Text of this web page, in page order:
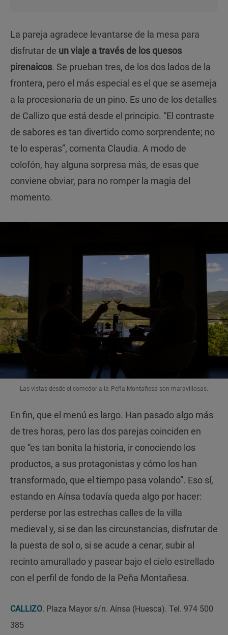
La pareja agradece levantarse de la mesa para
disfrutar de un viaje a través de los quesos
pirenaicos. Se prueban tres, de los dos lados de la
frontera, pero el más especial es el que se asemeja
a la procesionaria de un pino. Es uno de los detalles
de Callizo que está desde el principio. “El contraste
de sabores es tan divertido como sorprendente; no
te lo esperas”, comenta Claudia. A modo de
colofón, hay alguna sorpresa más, de esas que
conviene obviar, para no romper la magia del
momento.
Las vistas desde el comedor a la Peña Montañesa son maravillosas.
En fin, que el menú es largo. Han pasado algo más
de tres horas, pero las dos parejas coinciden en
que “es tan bonita la historia, ir conociendo los
productos, a sus protagonistas y cómo los han
transformado, que el tiempo pasa volando”. Eso sí,
estando en Aínsa todavía queda algo por hacer:
perderse por las estrechas calles de la villa
medieval y, si se dan las circunstancias, disfrutar de
la puesta de sol o, si se acude a cenar, subir al
recinto amurallado y pasear bajo el cielo estrellado
con el perfil de fondo de la Peña Montañesa.
CALLIZO. Plaza Mayor s/n. Aínsa (Huesca). Tel. 974 500
385